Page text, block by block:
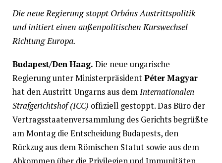
Die neue Regierung stoppt Orbáns Austrittspolitik
und initiert einen außenpolitischen Kurswechsel
Richtung Europa.
Budapest/Den Haag. Die neue ungarische
Regierung unter MinisterpräsidentPéter Magyar
hat den Austritt Ungarns aus demInternationalen
Strafgerichtshof (ICC) offiziell gestoppt. Das Büro der
Vertragsstaatenversammlung des Gerichts begrüßte
am Montag die Entscheidung Budapests, den
Rückzug aus dem Römischen Statut sowie aus dem